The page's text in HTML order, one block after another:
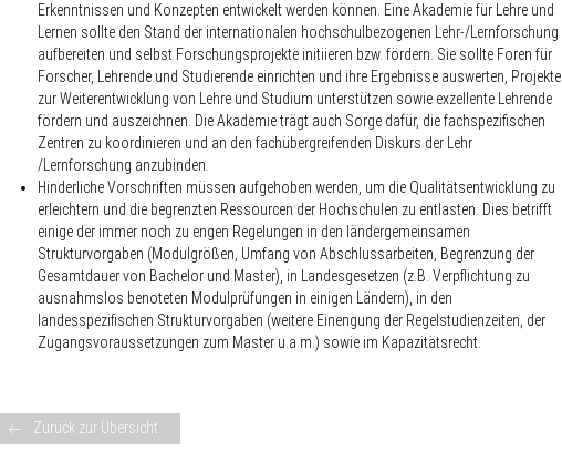
Erkenntnissen und Konzepten entwickelt werden können. EineAkademie für Lehre und
Lernen sollte den Stand der internationalen hochschulbezogenen Lehr-/Lernforschung
aufbereiten und selbst Forschungsprojekte initiieren bzw. fördern. Sie sollte Foren für
Forscher, Lehrende und Studierende einrichten und ihre Ergebnisse auswerten, Projekte
zur Weiterentwicklung von Lehre und Studium unterstützen sowie exzellente Lehrende
fördern und auszeichnen. Die Akademie trägt auch Sorge dafür, die fachspezifischen
Zentren zu koordinieren und an den fachübergreifenden Diskurs der Lehr
/Lernforschung anzubinden.
Hinderliche Vorschriften müssen aufgehoben werden, um die Qualitätsentwicklung zu
erleichtern und die begrenzten Ressourcen der Hochschulen zu entlasten. Dies betrifft
einige der immer noch zu engen Regelungen in den ländergemeinsamen
Strukturvorgaben (Modulgrößen, Umfang von Abschlussarbeiten, Begrenzung der
Gesamtdauer von Bachelor und Master), in Landesgesetzen (z.B. Verpflichtung zu
ausnahmslos benoteten Modulprüfungen in einigen Ländern), in den
landesspezifischen Strukturvorgaben (weitere Einengung der Regelstudienzeiten, der
Zugangsvoraussetzungen zum Master u.a.m.) sowie im Kapazitätsrecht.
Zurück zur Übersicht